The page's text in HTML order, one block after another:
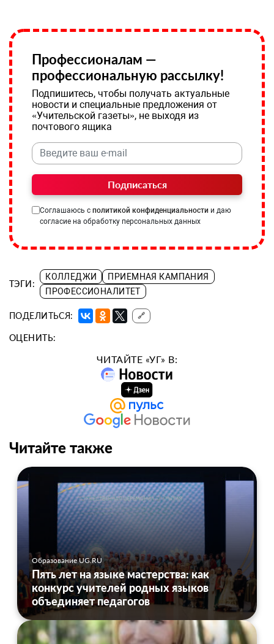
Профессионалам —
профессиональную рассылку!
Подпишитесь, чтобы получать актуальные
новости и специальные предложения от
«Учительской газеты», не выходя из
почтового ящика
Подписаться
Соглашаюсь с политикой конфиденциальности и даю
согласие на обработку персональных данных
ТЭГИ:
КОЛЛЕДЖИ
ПРИЕМНАЯ КАМПАНИЯ
ПРОФЕССИОНАЛИТЕТ
ПОДЕЛИТЬСЯ: 🔗
ОЦЕНИТЬ:
ЧИТАЙТЕ «УГ» В:
Читайте также
Образование UG.RU
Пять лет на языке мастерства: как
конкурс учителей родных языков
объединяет педагогов